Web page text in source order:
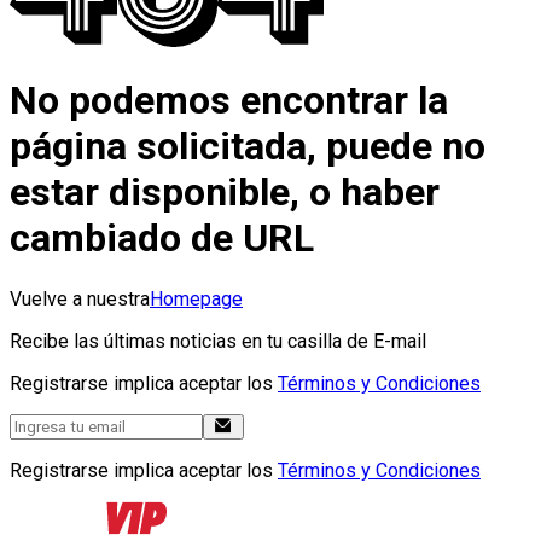
No podemos encontrar la
página solicitada, puede no
estar disponible, o haber
cambiado de URL
Vuelve a nuestraHomepage
Recibe las últimas noticias en tu casilla de E-mail
Registrarse implica aceptar los Términos y Condiciones
Registrarse implica aceptar los Términos y Condiciones